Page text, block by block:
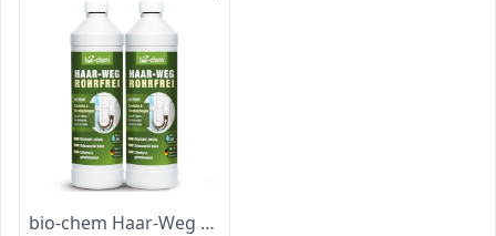
bio-chem Haar-Weg Abflussreiniger extra stark 2x 1L